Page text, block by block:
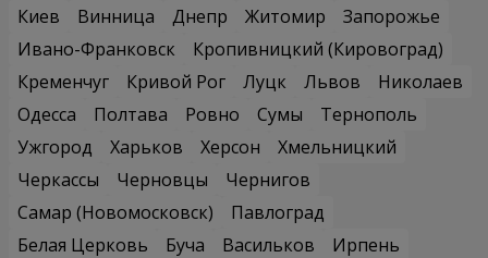
Киев
Винница Днепр Житомир
Запорожье
Ивано-Франковск
Кропивницкий (Кировоград)
Кременчуг
Кривой Рог Луцк Львов
Николаев
Одесса
Полтава Ровно Сумы
Тернополь
Ужгород
Харьков Херсон
Хмельницкий
Черкассы
Черновцы
Чернигов
Самар (Новомосковск)
Павлоград
Белая Церковь
Буча Васильков
Ирпень